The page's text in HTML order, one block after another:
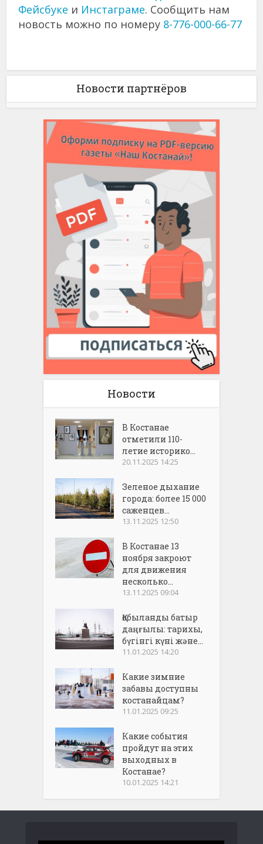
Фейсбуке и Инстаграме. Сообщить нам
новость можно по номеру 8-776-000-66-77
Новости партнёров
Новости
В Костанае
отметили 110-
летие историко...
20.11.2025 14:25
Зеленое дыхание
города: более 15 000
саженцев...
13.11.2025 12:50
В Костанае 13
ноября закроют
для движения
несколько...
13.11.2025 09:04
Қобыланды батыр
даңғылы: тарихы,
бүгінгі күні және...
11.01.2025 14:20
Какие зимние
забавы доступны
костанайцам?
11.01.2025 09:25
Какие события
пройдут на этих
выходных в
Костанае?
10.01.2025 14:21